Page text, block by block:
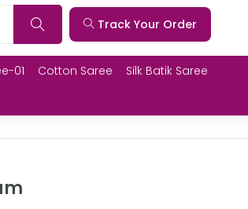
Track Your Order
01 Cotton Saree
Silk Batik Saree